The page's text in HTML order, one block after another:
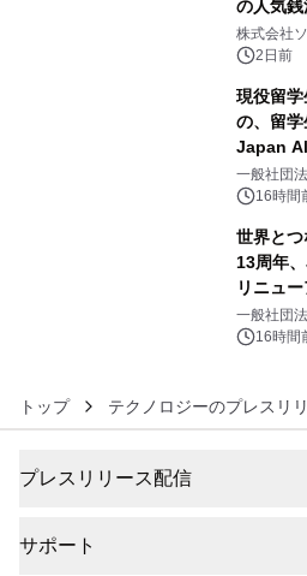
の人気
ラボレ
ボグッズ
株式会社
2日前
現役留
の、留
Japan
をリリー
一般社団
16時間
世界と
13周年
リニュ
一般社団
16時間
トップ テクノロジーのプレスリ
プレスリリース配信
サポート